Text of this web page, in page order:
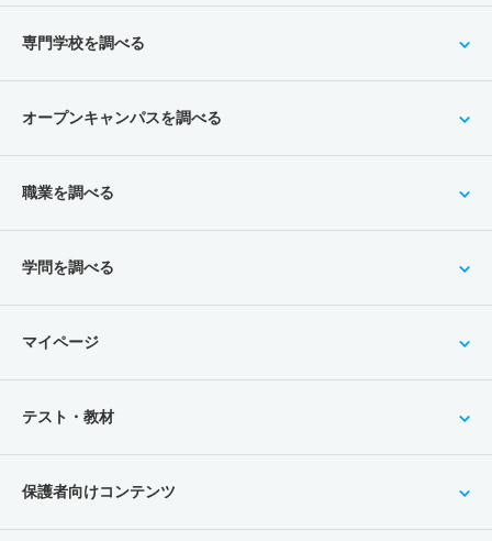
専門学校を調べる
オープンキャンパスを調べる
職業を調べる
学問を調べる
マイページ
テスト・教材
保護者向けコンテンツ